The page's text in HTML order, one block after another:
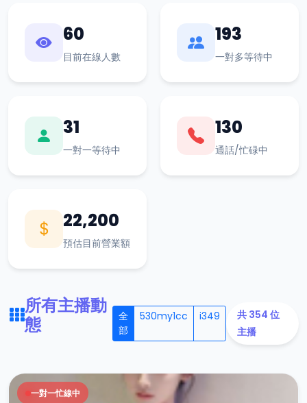
60
目前在線人數
193
一對多等待中
31
一對一等待中
130
通話/忙碌中
22,200
預估目前營業額
所有主播動
態
全
部
530my1cc i349
共 354 位
主播
一對一忙線中